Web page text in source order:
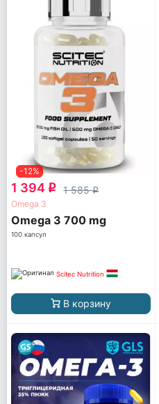
-12%
1 394 q 1 585q
Omega 3
Omega 3 700 mg
100 капсул
Scitec Nutrition
В корзину